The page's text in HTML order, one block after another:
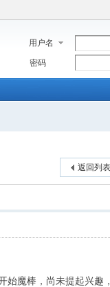
用户名
密码
返回列表
魔棒，尚未提起兴趣